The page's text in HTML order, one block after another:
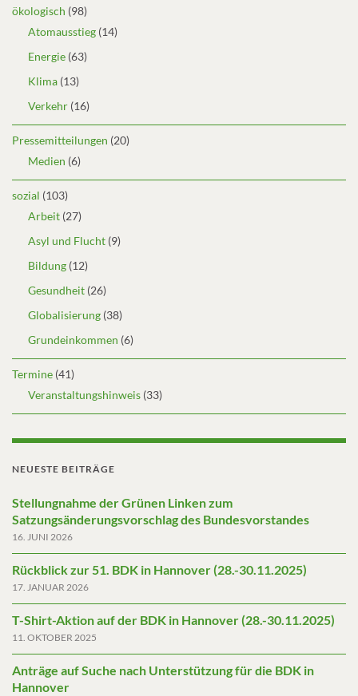
ökologisch (98)
Atomausstieg (14)
Energie (63)
Klima (13)
Verkehr (16)
Pressemitteilungen (20)
Medien (6)
sozial (103)
Arbeit (27)
Asyl und Flucht (9)
Bildung (12)
Gesundheit (26)
Globalisierung (38)
Grundeinkommen (6)
Termine (41)
Veranstaltungshinweis (33)
NEUESTE BEITRÄGE
Stellungnahme der Grünen Linken zum
Satzungsänderungsvorschlag des Bundesvorstandes
16. JUNI 2026
Rückblick zur 51. BDK in Hannover (28.-30.11.2025)
17. JANUAR 2026
T-Shirt-Aktion auf der BDK in Hannover (28.-30.11.2025)
11. OKTOBER 2025
Anträge auf Suche nach Unterstützung für die BDK in
Hannover